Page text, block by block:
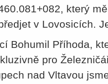
který
v Lovosicích.
Bohumil Příhoda,
pro
nad Vltavou